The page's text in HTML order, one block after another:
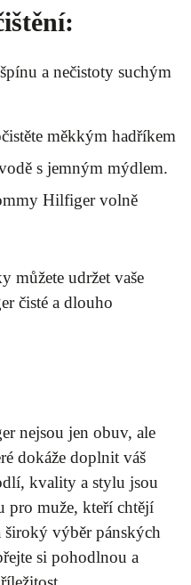
a nečistoty suchým
měkkým hadříkem
s jemným mýdlem.
Hilfiger volně
můžete udržet vaše
čisté a dlouho
nejsou jen obuv, ale
dokáže doplnit váš
kvality a stylu jsou
pro muže, kteří chtějí
široký výběr pánských
si pohodlnou a